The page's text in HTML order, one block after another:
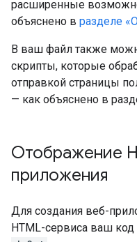
расширенные
объяснено в разделе
В ваш файл также
скрипты, которые
отправкой страницы
— как объяснено в
Отображение
приложения
Для создания веб-
HTML-сервиса ваш